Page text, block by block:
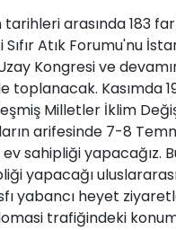
arasında 183
Sıfır Atık Forumu'nu
Kongresi ve
toplanacak. Kasımda
Milletler İklim
arifesinde 7-8
sahipliği yapacağız.
yapacağı
yabancı heyet
trafiğindeki